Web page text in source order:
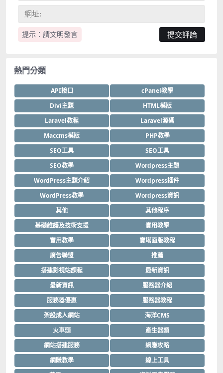
提示：請文明發言
熱門分類
API接口
cPanel教學
Divi主題
HTML模版
Laravel教程
Laravel源碼
Maccms模版
PHP教學
SEO工具
SEO工具
SEO教學
Wordpress主題
WordPress主題介紹
Wordpress插件
WordPress教學
Wordpress資訊
其他
其他程序
基礎維護及技術支援
實用教學
實用教學
寶塔面版教程
廣告聯盟
推薦
搭建影視站課程
最新資訊
最新資訊
服務器介紹
服務器優惠
服務器教程
架設成人網站
海洋CMS
火車頭
產生器類
網站搭建服務
網賺攻略
網賺教學
線上工具